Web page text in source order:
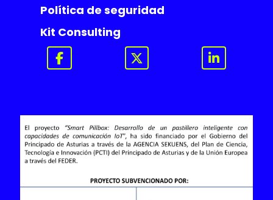
Política de seguridad
Kit Consulting